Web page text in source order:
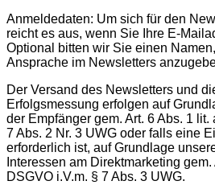
Anmeldedaten: Um sich für den
reicht es aus, wenn Sie Ihre E-
Optional bitten wir Sie einen
Ansprache im Newsletters
Der Versand des Newsletters und
Erfolgsmessung erfolgen auf
der Empfänger gem. Art. 6 Abs. 1 lit.
7 Abs. 2 Nr. 3 UWG oder falls eine
erforderlich ist, auf Grundlage
Interessen am Direktmarketing gem.
DSGVO i.V.m. § 7 Abs. 3 UWG.